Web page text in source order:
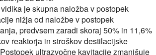
je skupna naložba v postopek
nižja od naložbe v postopek
predvsem zaradi skoraj 50% in 11,6%
reaktorja in stroškov destilacijske
ultrazvočne kavitacije zmanjšuje